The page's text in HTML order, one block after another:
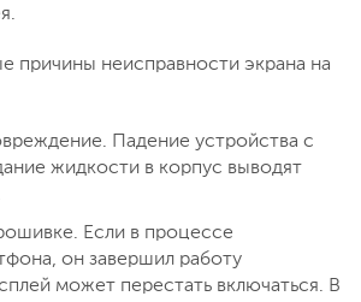
причины неисправности экрана на
Падение устройства с
жидкости в корпус выводят
Если в процессе
он завершил работу
может перестать включаться. В